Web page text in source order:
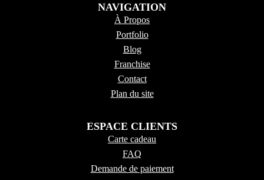
NAVIGATION
À Propos
Portfolio
Blog
Franchise
Contact
Plan du site
ESPACE CLIENTS
Carte cadeau
FAQ
Demande de paiement